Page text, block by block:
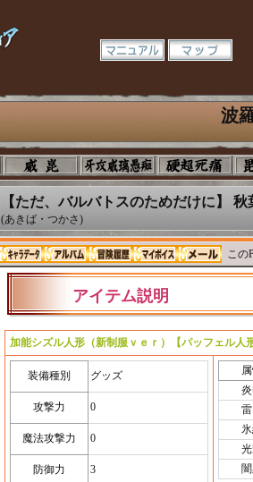
波
【ただ、バルバトスのためだけに】
(あきば・つかさ)
この
アイテム説明
加能シズル人形（新制服ｖｅｒ）【パッフェル人
装備種別 グッズ
攻撃力 0
魔法攻撃力 0
防御力 3